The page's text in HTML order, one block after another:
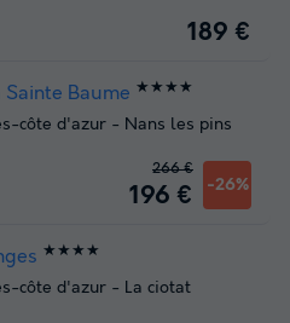
189 €
Baume ★★★★
côte d'azur - Nans les pins
196 € -26%
266 €
★★★★
côte d'azur - La ciotat